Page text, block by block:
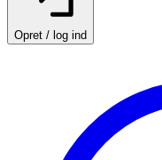
Opret / log ind